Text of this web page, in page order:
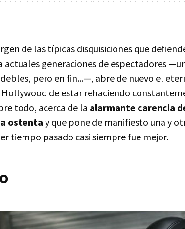
de las típicas disquisiciones que
generaciones de espectadores
pero en fin...—, abre de nuevo el
Hollywood de estar rehaciendo
todo, acerca de la alarmante carencia
ostentay que pone de manifiesto una y
tiempo pasado casi siempre fue mejor.